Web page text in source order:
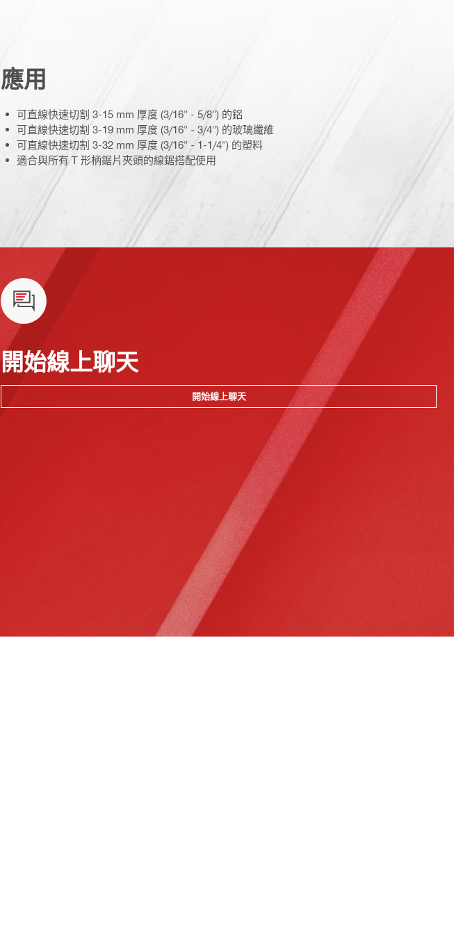
應用
可直線快速切割 3-15 mm 厚度 (3/16" - 5/8") 的鋁
可直線快速切割 3-19 mm 厚度 (3/16" - 3/4") 的玻璃纖維
可直線快速切割 3-32 mm 厚度 (3/16" - 1-1/4") 的塑料
適合與所有 T 形柄鋸片夾頭的線鋸搭配使用
開始線上聊天
開始線上聊天